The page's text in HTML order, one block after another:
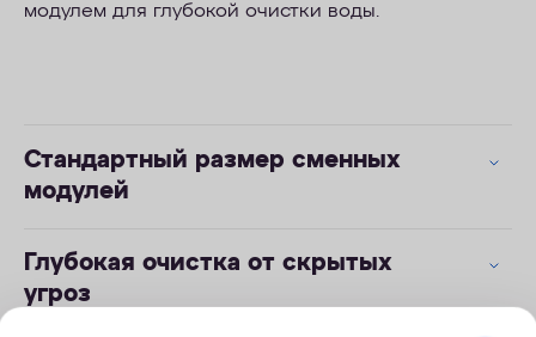
модулем для глубокой очистки воды.
Стандартный размер сменных
модулей
Глубокая очистка от скрытых
угроз